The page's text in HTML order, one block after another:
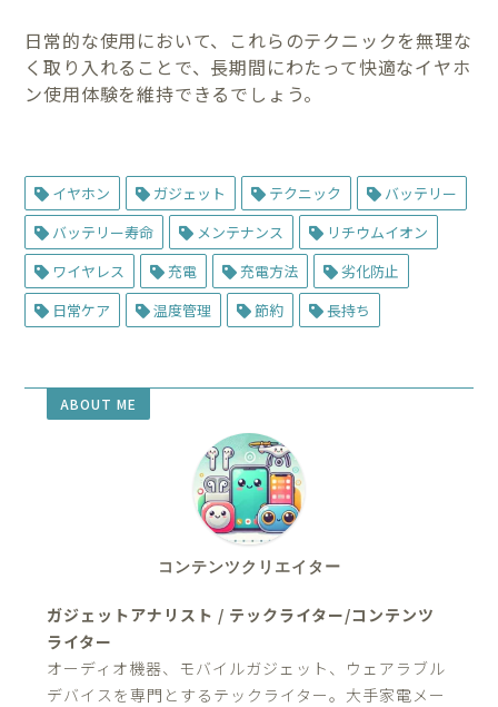
日常的な使用において、これらのテクニックを無理な
く取り入れることで、長期間にわたって快適なイヤホ
ン使用体験を維持できるでしょう。
イヤホン ガジェット テクニック
バッテリー
バッテリー寿命
メンテナンス
リチウムイオン
ワイヤレス
充電 充電方法
劣化防止
日常ケア
温度管理 節約 長持ち
ABOUT ME
コンテンツクリエイター
ガジェットアナリスト / テックライター/コンテンツ
ライター
オーディオ機器、モバイルガジェット、ウェアラブル
デバイスを専門とするテックライター。大手家電メー